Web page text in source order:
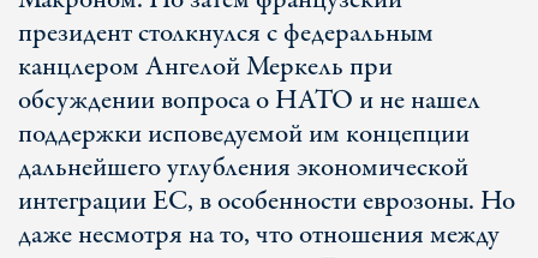
президент столкнулся с федеральным
канцлером Ангелой Меркель при
обсуждении вопроса о НАТО и не нашел
поддержки исповедуемой им концепции
дальнейшего углубления экономической
интеграции ЕС, в особенности еврозоны. Но
даже несмотря на то, что отношения между